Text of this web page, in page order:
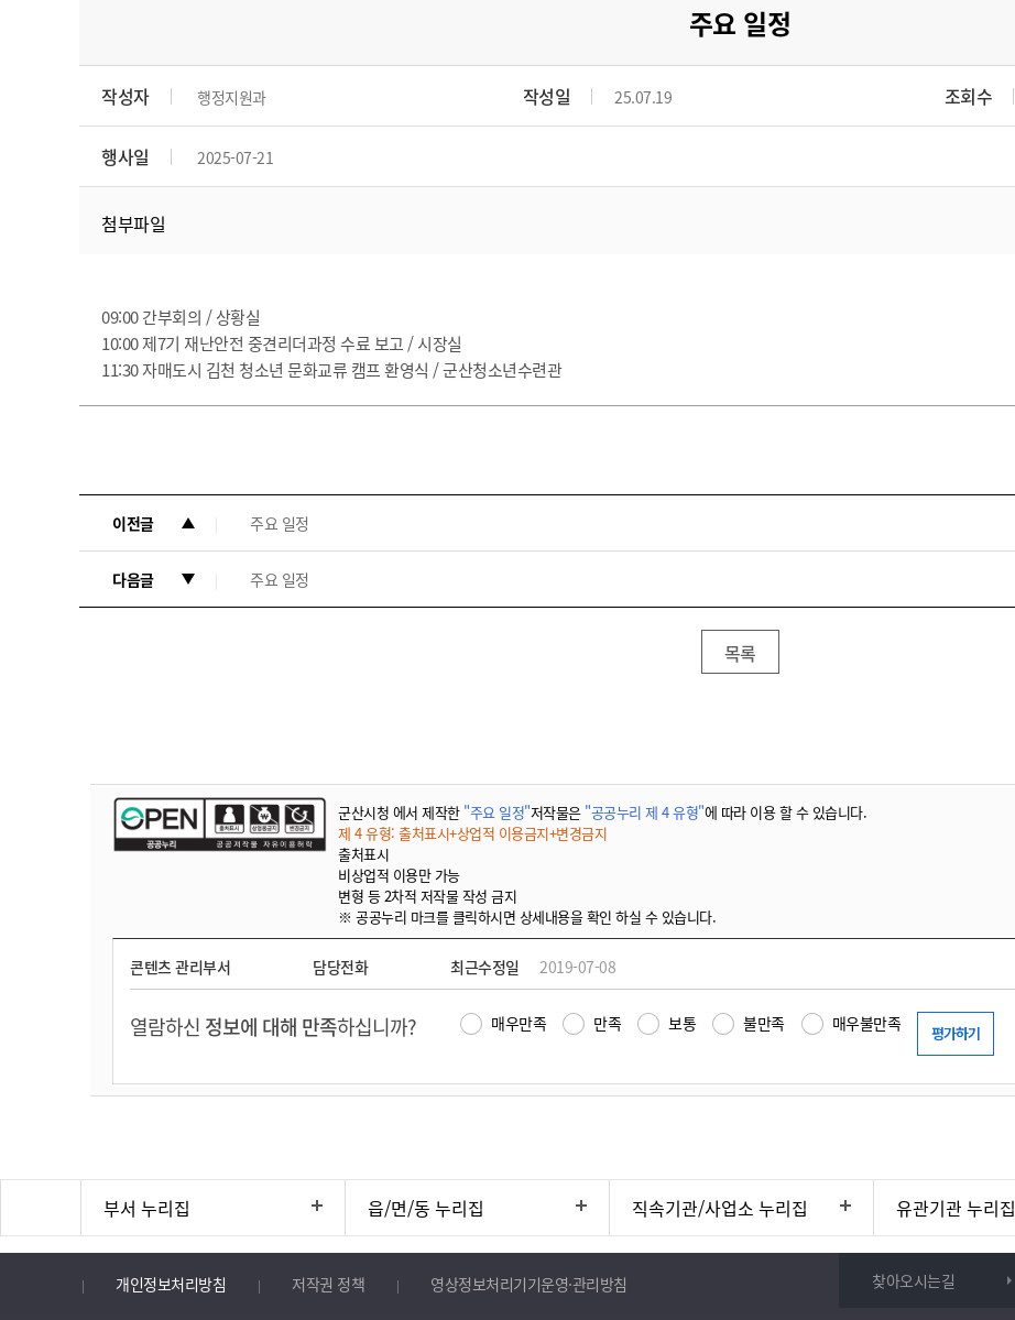
주요 일정
작성자 행정지원과 작성일 25.07.19 조회수
행사일 2025-07-21
첨부파일
09:00 간부회의 / 상황실
10:00 제7기 재난안전 중견리더과정 수료 보고 / 시장실
11:30 자매도시 김천 청소년 문화교류 캠프 환영식 / 군산청소년수련관
이전글 주요 일정
다음글 주요 일정
목록
군산시청 에서 제작한 "주요 일정"저작물은 "공공누리 제 4 유형"에 따라 이용 할 수 있습니다.
제 4 유형: 출처표시+상업적 이용금지+변경금지
출처표시
비상업적 이용만 가능
변형 등 2차적 저작물 작성 금지
※ 공공누리 마크를 클릭하시면 상세내용을 확인 하실 수 있습니다.
콘텐츠 관리부서 담당전화 최근수정일 2019-07-08
열람하신 정보에 대해 만족하십니까? 매우만족 만족 보통 불만족 매우불만족
부서 누리집 읍/면/동 누리집 직속기관/사업소 누리집 유관기관 누리집
개인정보처리방침 저작권 정책 영상정보처리기기운영·관리방침 찾아오시는길